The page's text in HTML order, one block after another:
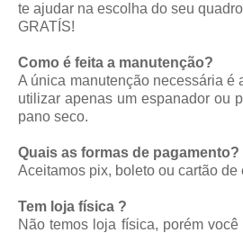
te ajudar na escolha do seu
GRATÍS!
Como é feita a manutenção?
A única manutenção necessária é
utilizar apenas um espanador ou
pano seco.
Quais as formas de pagamento?
Aceitamos pix, boleto ou cartão de
Tem loja física ?
Não temos loja física, porém